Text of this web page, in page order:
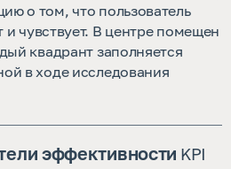
о том, что пользователь
и чувствует. В центре помещен
квадрант заполняется
в ходе исследования
эффективности KPI